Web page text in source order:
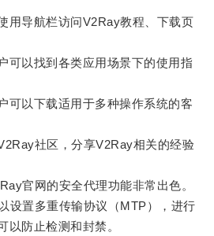
导航栏访问V2Ray教程、下载页
以找到各类应用场景下的使用指
以下载适用于多种操作系统的客
社区，分享V2Ray相关的经验
官网的安全代理功能非常出色。
置多重传输协议（MTP），进行
以防止检测和封禁。